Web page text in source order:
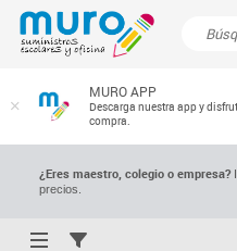
MURO APP
Descarga nuestra app y
compra.
¿Eres maestro, colegio o empresa?
precios.